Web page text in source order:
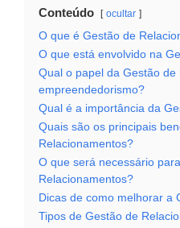
Conteúdo ocultar
O que é Gestão de
O que está envolvido na
Qual o papel da Gestão
empreendedorismo?
Qual é a importância da
Quais são os principais
Relacionamentos?
O que será necessário
Relacionamentos?
Dicas de como melhorar a
Tipos de Gestão de